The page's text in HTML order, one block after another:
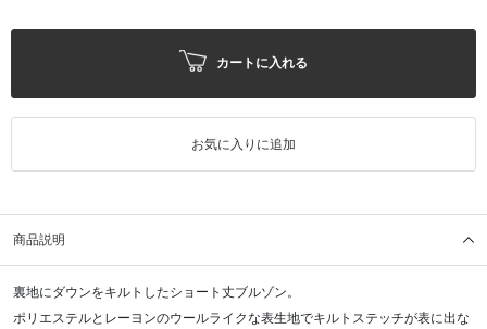
カートに入れる
お気に入りに追加
商品説明
裏地にダウンをキルトしたショート丈ブルゾン。
ポリエステルとレーヨンのウールライクな表生地でキルトステッチが表に出な